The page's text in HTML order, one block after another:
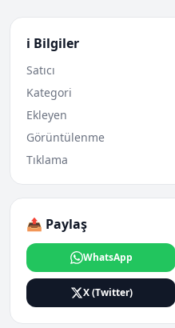
ℹ️ Bilgiler
Satıcı
Kategori
Ekleyen
Görüntülenme
Tıklama
📤 Paylaş
WhatsApp
X (Twitter)